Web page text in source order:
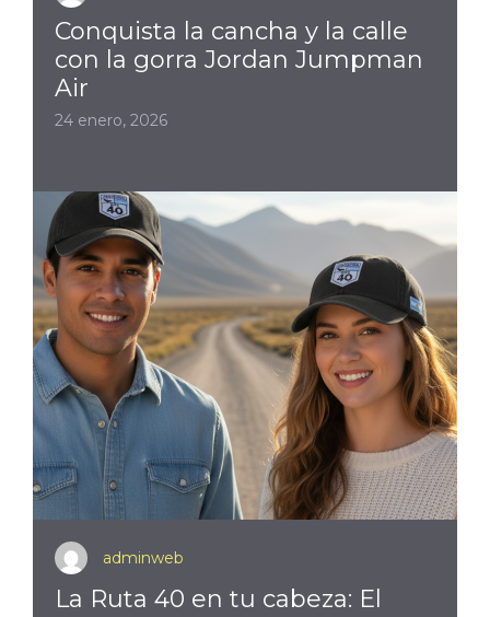
Conquista la cancha y la calle
con la gorra Jordan Jumpman
Air
24 enero, 2026
adminweb
La Ruta 40 en tu cabeza: El